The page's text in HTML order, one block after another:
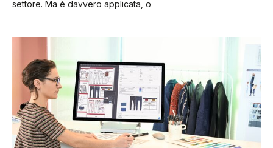
settore. Ma è davvero applicata, o